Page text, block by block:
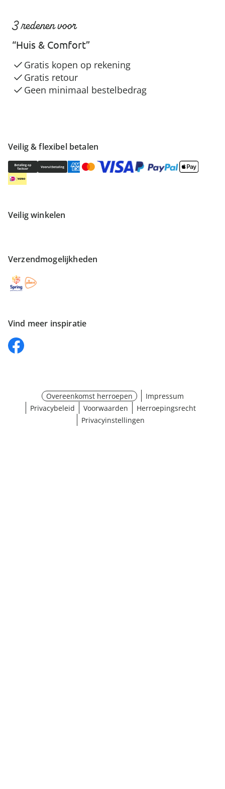
Veilig & flexibel betalen
Veilig winkelen
Verzendmogelijkheden
Vind meer inspiratie
3 redenen voor
“Huis & Comfort”
Gratis kopen op rekening
Gratis retour
Geen minimaal bestelbedrag
Overeenkomst herroepen
Impressum
Privacybeleid
Voorwaarden
Herroepingsrecht
Privacyinstellingen